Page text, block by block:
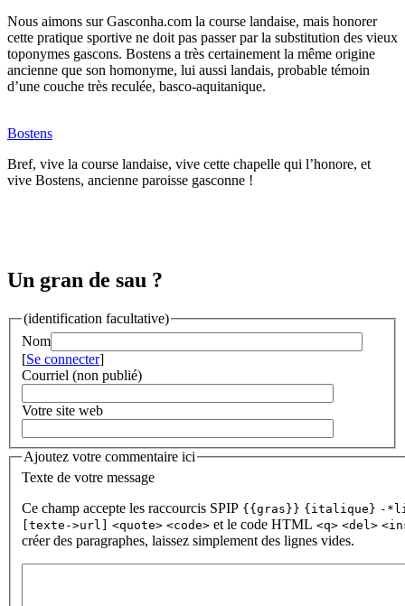
Nous aimons sur Gasconha.com la course landaise, mais honorer
cette pratique sportive ne doit pas passer par la substitution des vieux
toponymes gascons. Bostens a très certainement la même origine
ancienne que son homonyme, lui aussi landais, probable témoin
d’une couche très reculée, basco-aquitanique.
Bostens
Bref, vive la course landaise, vive cette chapelle qui l’honore, et
vive Bostens, ancienne paroisse gasconne !
Un gran de sau ?
(identification facultative)
Nom
[Se connecter]
Courriel (non publié)
Votre site web
Ajoutez votre commentaire ici
Texte de votre message
Ce champ accepte les raccourcis SPIP {{gras}} {italique} -
[texte->url]
<quote> <code> et le code HTML <q> <del>
créer des paragraphes, laissez simplement des lignes vides.